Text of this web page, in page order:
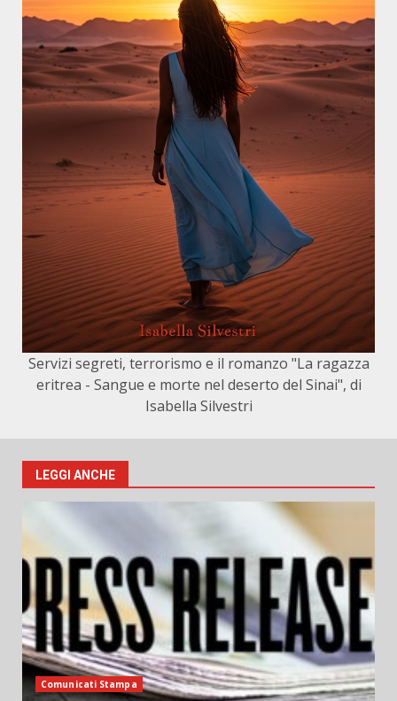
Servizi segreti, terrorismo e il romanzo "La ragazza
eritrea - Sangue e morte nel deserto del Sinai", di
Isabella Silvestri
LEGGI ANCHE
Comunicati Stampa